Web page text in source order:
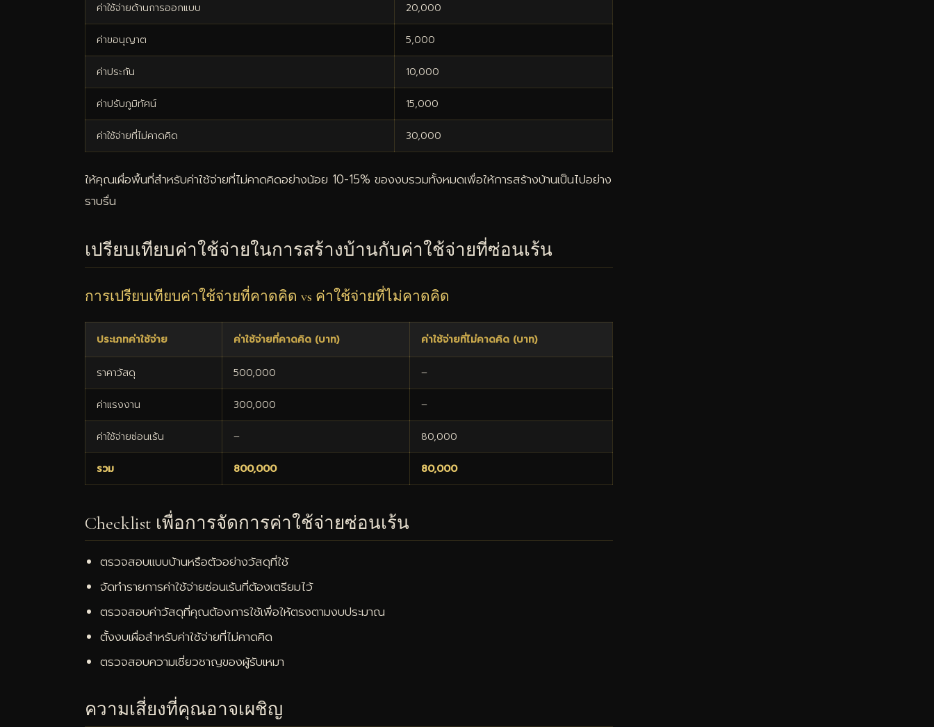
ค่าใช้จ่ายด้านการออกแบบ 20,000
ค่าขอนุญาต 5,000
ค่าประกัน 10,000
ค่าปรับภูมิทัศน์ 15,000
ค่าใช้จ่ายที่ไม่คาดคิด 30,000
ให้คุณเผื่อพื้นที่สำหรับค่าใช้จ่ายที่ไม่คาดคิดอย่างน้อย 10-15% ของงบรวมทั้งหมดเพื่อให้การสร้างบ้านเป็นไปอย่าง
ราบรื่น
เปรียบเทียบค่าใช้จ่ายในการสร้างบ้านกับค่าใช้จ่ายที่ซ่อนเร้น
การเปรียบเทียบค่าใช้จ่ายที่คาดคิด vs ค่าใช้จ่ายที่ไม่คาดคิด
ประเภทค่าใช้จ่าย ค่าใช้จ่ายที่คาดคิด (บาท) ค่าใช้จ่ายที่ไม่คาดคิด (บาท)
ราคาวัสดุ 500,000 –
ค่าแรงงาน 300,000 –
ค่าใช้จ่ายซ่อนเร้น – 80,000
รวม 800,000 80,000
Checklist เพื่อการจัดการค่าใช้จ่ายซ่อนเร้น
ตรวจสอบแบบบ้านหรือตัวอย่างวัสดุที่ใช้
จัดทำรายการค่าใช้จ่ายซ่อนเร้นที่ต้องเตรียมไว้
ตรวจสอบค่าวัสดุที่คุณต้องการใช้เพื่อให้ตรงตามงบประมาณ
ตั้งงบเผื่อสำหรับค่าใช้จ่ายที่ไม่คาดคิด
ตรวจสอบความเชี่ยวชาญของผู้รับเหมา
ความเสี่ยงที่คุณอาจเผชิญ